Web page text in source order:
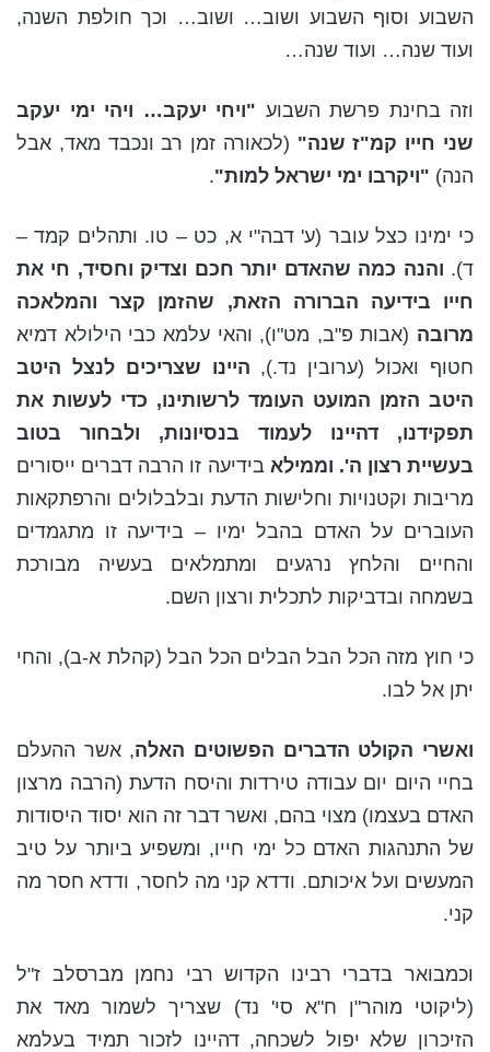
השבוע וסוף השבוע ושוב… ושוב… וכך חולפת השנה,
ועוד שנה… ועוד שנה…
וזה בחינת פרשת השבוע "ויחי יעקב… ויהי ימי יעקב
שני חייו קמ"ז שנה" (לכאורה זמן רב ונכבד מאד, אבל
הנה) "ויקרבו ימי ישראל למות".
כי ימינו כצל עובר (ע' דבה"י א, כט – טו. ותהלים קמד –
ד). והנה כמה שהאדם יותר חכם וצדיק וחסיד, חי את
חייו בידיעה הברורה הזאת, שהזמן קצר והמלאכה
מרובה (אבות פ"ב, מט"ו), והאי עלמא כבי הילולא דמיא
חטוף ואכול (ערובין נד.), היינו שצריכים לנצל היטב
היטב הזמן המועט העומד לרשותינו, כדי לעשות את
תפקידנו, דהיינו לעמוד בנסיונות, ולבחור בטוב
בעשיית רצון ה'. וממילא בידיעה זו הרבה דברים ייסורים
מריבות וקטנויות וחלישות הדעת ובלבלולים והרפתקאות
העוברים על האדם בהבל ימיו – בידיעה זו מתגמדים
והחיים והלחץ נרגעים ומתמלאים בעשיה מבורכת
בשמחה ובדביקות לתכלית ורצון השם.
כי חוץ מזה הכל הבל הבלים הכל הבל (קהלת א-ב), והחי
יתן אל לבו.
ואשרי הקולט הדברים הפשוטים האלה, אשר ההעלם
בחיי היום יום עבודה טירדות והיסח הדעת (הרבה מרצון
האדם בעצמו) מצוי בהם, ואשר דבר זה הוא יסוד היסודות
של התנהגות האדם כל ימי חייו, ומשפיע ביותר על טיב
המעשים ועל איכותם. ודדא קני מה לחסר, ודדא חסר מה
קני.
וכמבואר בדברי רבינו הקדוש רבי נחמן מברסלב ז"ל
(ליקוטי מוהר"ן ח"א סי' נד) שצריך לשמור מאד את
הזיכרון שלא יפול לשכחה, דהיינו לזכור תמיד בעלמא